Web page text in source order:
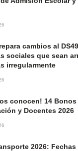
cambios al
sociales que sean
irregularmente
conocen! 14
y Docentes 2026
2026: